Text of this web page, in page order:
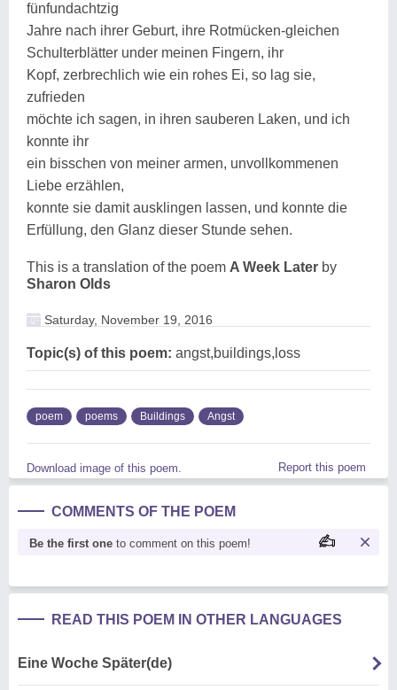
fünfundachtzig
Jahre nach ihrer Geburt, ihre Rotmücken-gleichen
Schulterblätter under meinen Fingern, ihr
Kopf, zerbrechlich wie ein rohes Ei, so lag sie,
zufrieden
möchte ich sagen, in ihren sauberen Laken, und ich
konnte ihr
ein bisschen von meiner armen, unvollkommenen
Liebe erzählen,
konnte sie damit ausklingen lassen, und konnte die
Erfüllung, den Glanz dieser Stunde sehen.
This is a translation of the poem A Week Later by
Sharon Olds
Saturday, November 19, 2016
Topic(s) of this poem: angst,buildings,loss
poem poems Buildings Angst
Download image of this poem. Report this poem
COMMENTS OF THE POEM
Be the first one to comment on this poem!
READ THIS POEM IN OTHER LANGUAGES
Eine Woche Später(de)